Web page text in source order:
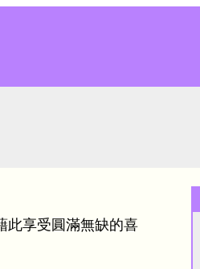
此享受圓滿無缺的喜